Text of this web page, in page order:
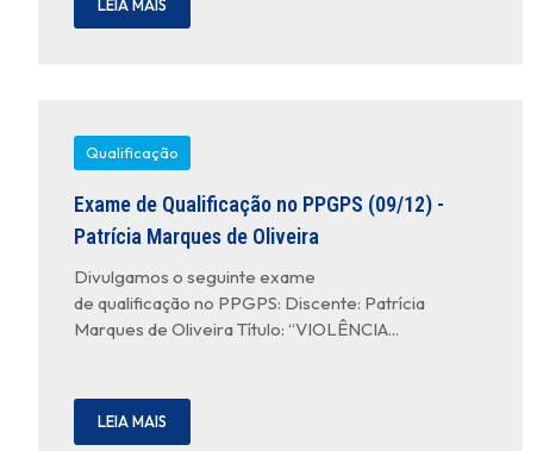
LEIA MAIS
Qualificação
Exame de Qualificação no PPGPS (09/12) -
Patrícia Marques de Oliveira
Divulgamos o seguinte exame
de qualificação no PPGPS: Discente: Patrícia
Marques de Oliveira Título: “VIOLÊNCIA...
LEIA MAIS